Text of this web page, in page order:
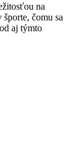
na
čomu sa
aj týmto